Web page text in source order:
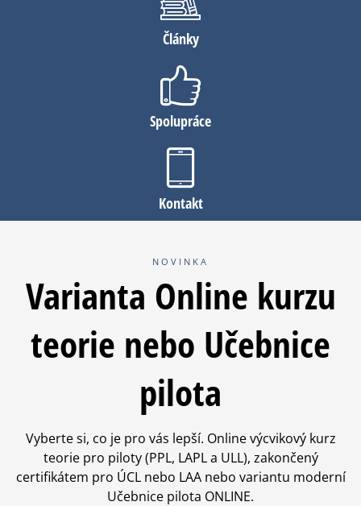
Články
Spolupráce
Kontakt
NOVINKA
Varianta Online kurzu
teorie nebo Učebnice
pilota
Vyberte si, co je pro vás lepší. Online výcvikový kurz
teorie pro piloty (PPL, LAPL a ULL), zakončený
certifikátem pro ÚCL nebo LAA nebo variantu moderní
Učebnice pilota ONLINE.